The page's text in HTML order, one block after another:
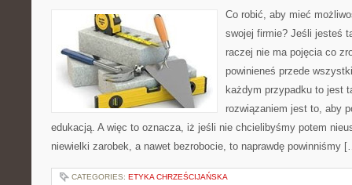
Co robić, aby mieć
swojej firmie? Jeśli jesteś
raczej nie ma pojęcia co
powinieneś przede
każdym przypadku to jest
rozwiązaniem jest to, aby
edukacją. A więc to oznacza, iż jeśli nie chcielibyśmy potem
niewielki zarobek, a nawet bezrobocie, to naprawdę powinniśmy
CATEGORIES: ETYKA CHRZEŚCIJAŃSKA